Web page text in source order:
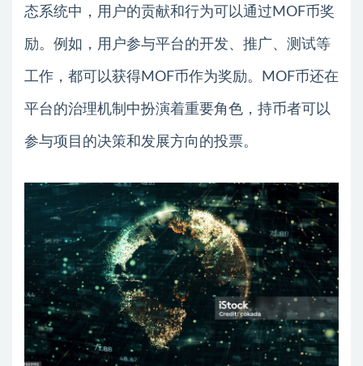
态系统中，用户的贡献和行为可以通过MOF币奖
励。例如，用户参与平台的开发、推广、测试等
工作，都可以获得MOF币作为奖励。MOF币还在
平台的治理机制中扮演着重要角色，持币者可以
参与项目的决策和发展方向的投票。